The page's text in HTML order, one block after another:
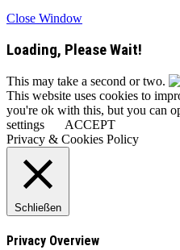
Close Window
Loading, Please Wait!
This may take a second or two.
This website uses cookies to
you're ok with this, but you can
settings
ACCEPT
Privacy & Cookies Policy
Schließen
Privacy Overview